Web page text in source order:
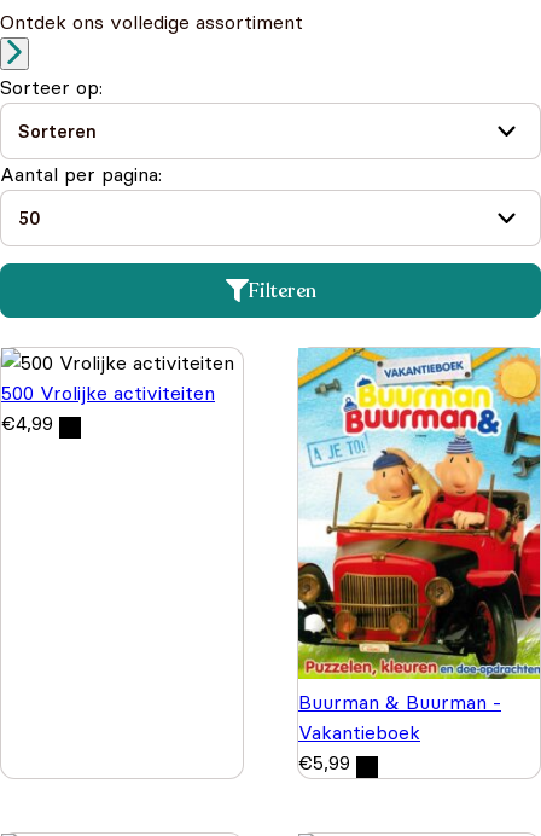
Ontdek ons volledige assortiment
Sorteer op:
Aantal per pagina:
Filteren
500 Vrolijke activiteiten
€4,99
Buurman & Buurman -
Vakantieboek
€5,99